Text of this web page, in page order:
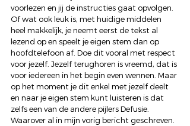
voorlezen en jij de instructies gaat opvolgen.
Of wat ook leuk is, met huidige middelen
heel makkelijk, je neemt eerst de tekst al
lezend op en speelt je eigen stem dan op
hoofdtelefoon af. Doe dit vooral met respect
voor jezelf. Jezelf terughoren is vreemd, dat is
voor iedereen in het begin even wennen. Maar
op het moment je dit enkel met jezelf deelt
en naar je eigen stem kunt luisteren is dat
zelfs een van de andere pijlers Defusie.
Waarover al in mijn vorig bericht geschreven.